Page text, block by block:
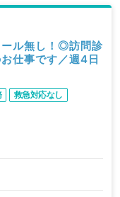
ール無し！◎訪問診
仕事です／週4日
救急対応なし